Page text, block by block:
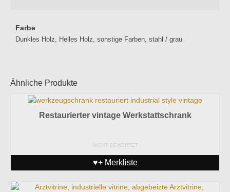
Farbe
Dunkles Holz, Helles Holz, sonstige Farben, stahl / grau
Ähnliche Produkte
Restaurierter vintage Werkstattschrank
NICHT BEWERTET
♥+ Merkliste